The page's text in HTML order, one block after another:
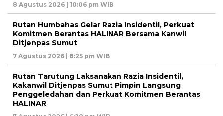
8 Agustus 2026 | 10:06 pm WIB
Rutan Humbahas Gelar Razia Insidentil, Perkuat
Komitmen Berantas HALINAR Bersama Kanwil
Ditjenpas Sumut
7 Agustus 2026 | 8:25 pm WIB
Rutan Tarutung Laksanakan Razia Insidentil,
Kakanwil Ditjenpas Sumut Pimpin Langsung
Penggeledahan dan Perkuat Komitmen Berantas
HALINAR